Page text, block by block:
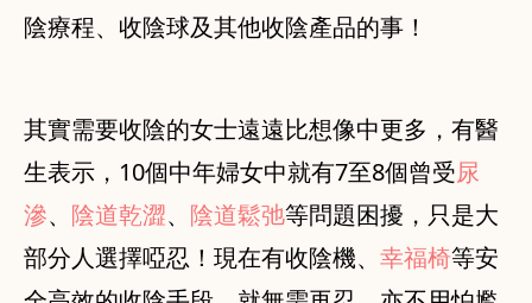
陰療程、收陰球及其他收陰產品的事！
其實需要收陰的女士遠遠比想像中更多，有醫
生表示，10個中年婦女中就有7至8個曾受尿
滲、 陰道乾澀、 陰道鬆弛等問題困擾，只是大
部分人選擇啞忍！現在有收陰機、 幸福椅等安